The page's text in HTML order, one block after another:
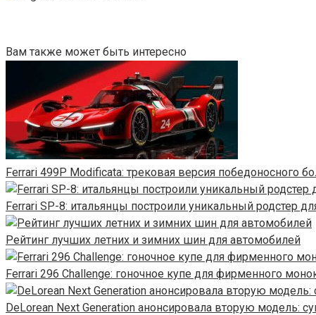
Вам также может быть интересно
Ferrari 499P Modificata: трековая версия победоносного
Ferrari SP-8: итальянцы построили уникальный родстер
Рейтинг лучших летних и зимних шин для автомобилей
Ferrari 296 Challenge: гоночное купе для фирменного
DeLorean Next Generation анонсировала вторую модель: